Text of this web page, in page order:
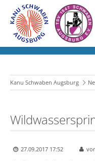
Kanu Schwaben Augsburg
27.09.2017 17:52